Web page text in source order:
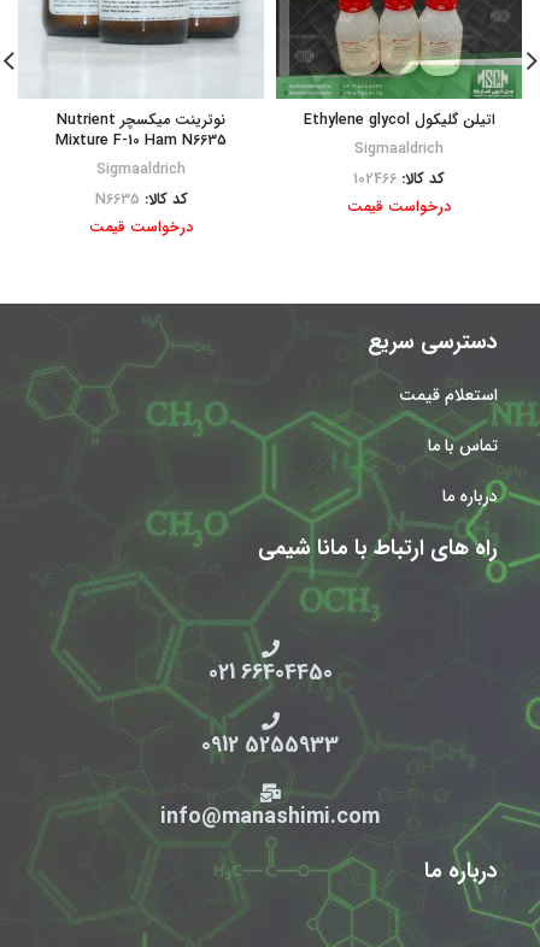
اتیلن گلیکول Ethylene glycol
Sigmaaldrich
کد کالا: 102466
درخواست قیمت
نوترینت میکسچر Nutrient
Mixture F-10 Ham N6635
Sigmaaldrich
کد کالا: N6635
درخواست قیمت
دسترسی سریع
استعلام قیمت
تماس با ما
درباره ما
راه های ارتباط با مانا شیمی
66404450 021
5255933 0912
info@manashimi.com
درباره ما